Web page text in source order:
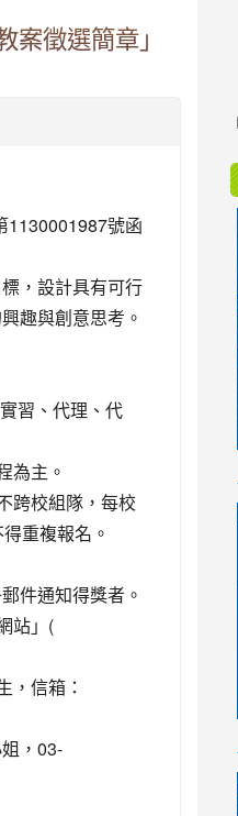
案徵選簡章」
1130001987號函
，設計具有可行
趣與創意思考。
習、代理、代
為主。
跨校組隊，每校
重複報名。
件通知得獎者。
站」(
，信箱：
，03-